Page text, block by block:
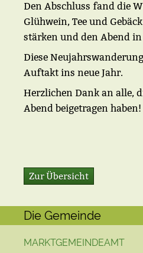
Den Abschluss fand die
Glühwein, Tee und
stärken und den Abend
Diese
Auftakt ins neue Jahr.
Herzlichen Dank an alle,
Abend beigetragen haben!
Zur Übersicht
Die Gemeinde
MARKTGEMEINDEAMT